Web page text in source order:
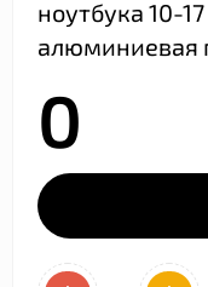
ноутбука 10-
алюминиевая
0